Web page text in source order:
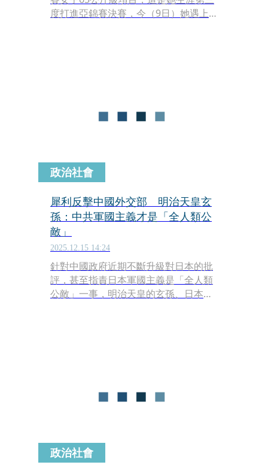
度打進亞錦賽決賽，今（9日）她遇上
政治社會
犀利反擊中國外交部 明治天皇玄
孫：中共軍國主義才是「全人類公
敵」
2025.12.15 14:24
針對中國政府近期不斷升級對日本的批
評，甚至指責日本軍國主義是「全人類
公敵」一事，明治天皇的玄孫、日本知
政治社會